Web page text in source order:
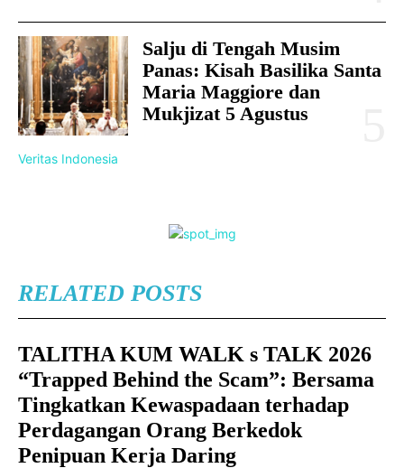
Salju di Tengah Musim
Panas: Kisah Basilika Santa
Maria Maggiore dan
Mukjizat 5 Agustus
Veritas Indonesia
RELATED POSTS
TALITHA KUM WALK s TALK 2026
“Trapped Behind the Scam”: Bersama
Tingkatkan Kewaspadaan terhadap
Perdagangan Orang Berkedok
Penipuan Kerja Daring